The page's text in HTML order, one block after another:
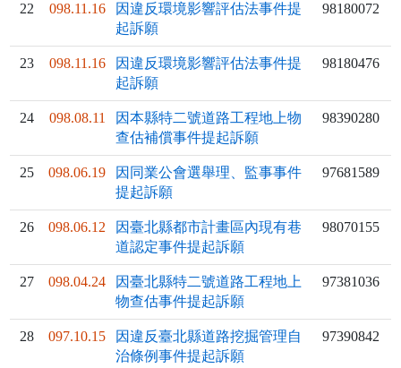
22 098.11.16
因違反環境影響評估法事件提
起訴願
98180072
23 098.11.16
因違反環境影響評估法事件提
起訴願
98180476
24 098.08.11
因本縣特二號道路工程地上物
查估補償事件提起訴願
98390280
25 098.06.19
因同業公會選舉理、監事事件
提起訴願
97681589
26 098.06.12
因臺北縣都市計畫區內現有巷
道認定事件提起訴願
98070155
27 098.04.24
因臺北縣特二號道路工程地上
物查估事件提起訴願
97381036
28 097.10.15
因違反臺北縣道路挖掘管理自
治條例事件提起訴願
97390842